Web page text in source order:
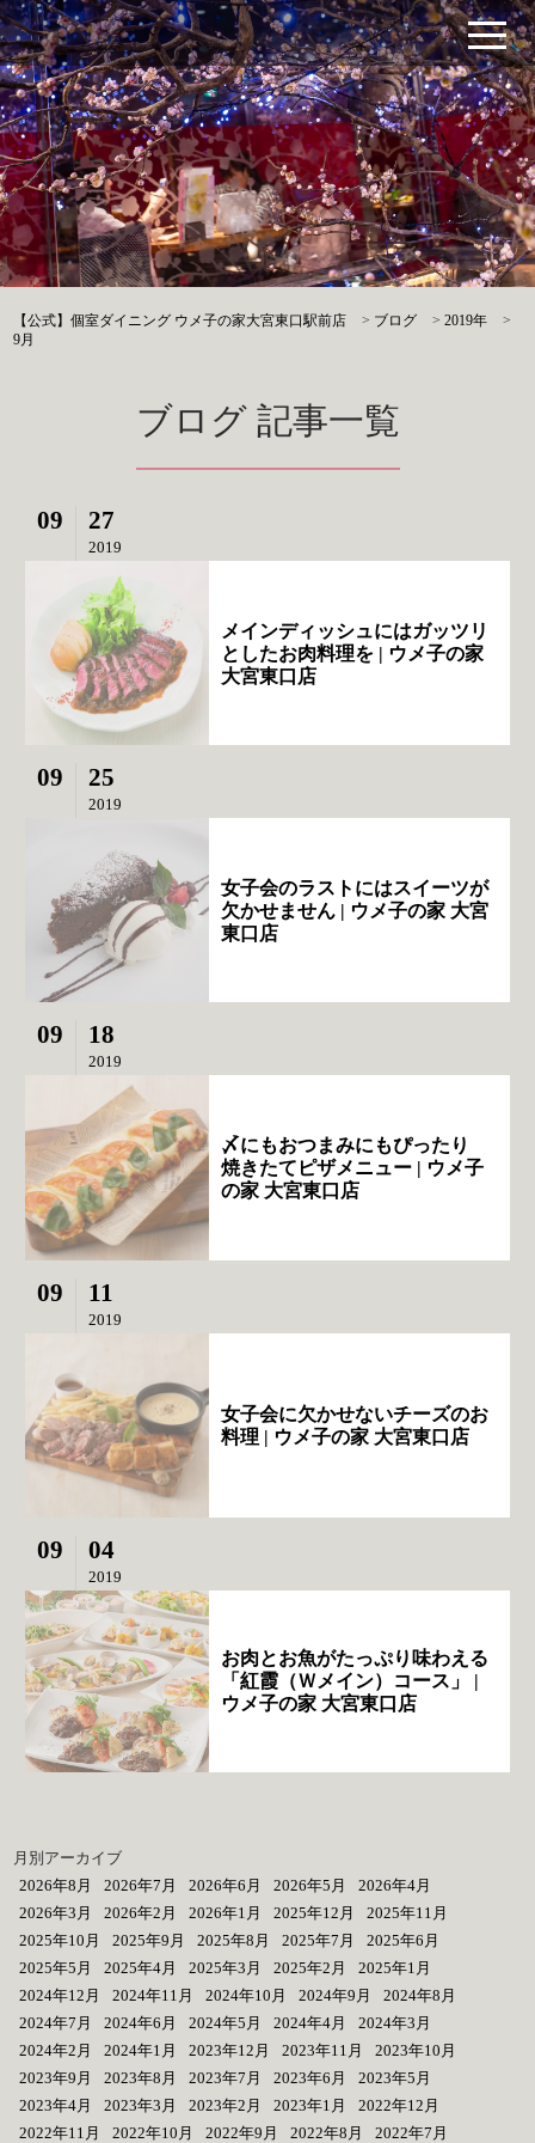
【公式】個室ダイニング ウメ子の家大宮東口駅前店 > ブログ >2019年
>
9月
ブログ 記事一覧
09 27
2019
メインディッシュにはガッツリ
としたお肉料理を | ウメ子の家
大宮東口店
09 25
2019
女子会のラストにはスイーツが
欠かせません | ウメ子の家 大宮
東口店
09 18
2019
〆にもおつまみにもぴったり
焼きたてピザメニュー | ウメ子
の家 大宮東口店
09 11
2019
女子会に欠かせないチーズのお
料理 | ウメ子の家 大宮東口店
09 04
2019
お肉とお魚がたっぷり味わえる
「紅霞（Ｗメイン）コース」 |
ウメ子の家 大宮東口店
月別アーカイブ
2026年8月
2026年7月 2026年6月 2026年5月
2026年4月
2026年3月
2026年2月 2026年1月 2025年12月
2025年11月
2025年10月
2025年9月 2025年8月 2025年7月
2025年6月
2025年5月
2025年4月 2025年3月 2025年2月
2025年1月
2024年12月
2024年11月 2024年10月 2024年9月
2024年8月
2024年7月
2024年6月 2024年5月 2024年4月
2024年3月
2024年2月
2024年1月 2023年12月 2023年11月
2023年10月
2023年9月
2023年8月 2023年7月 2023年6月
2023年5月
2023年4月
2023年3月 2023年2月 2023年1月
2022年12月
2022年11月
2022年10月 2022年9月 2022年8月 2022年7月